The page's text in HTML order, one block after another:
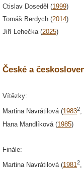
Ctislav Doseděl (1999)
Tomáš Berdych (2014)
Jiří Lehečka (2025)
České a
Vítězky:
Martina Navrátilová (19832,
Hana Mandlíková (1985)
Finále:
Martina Navrátilová (1981 2